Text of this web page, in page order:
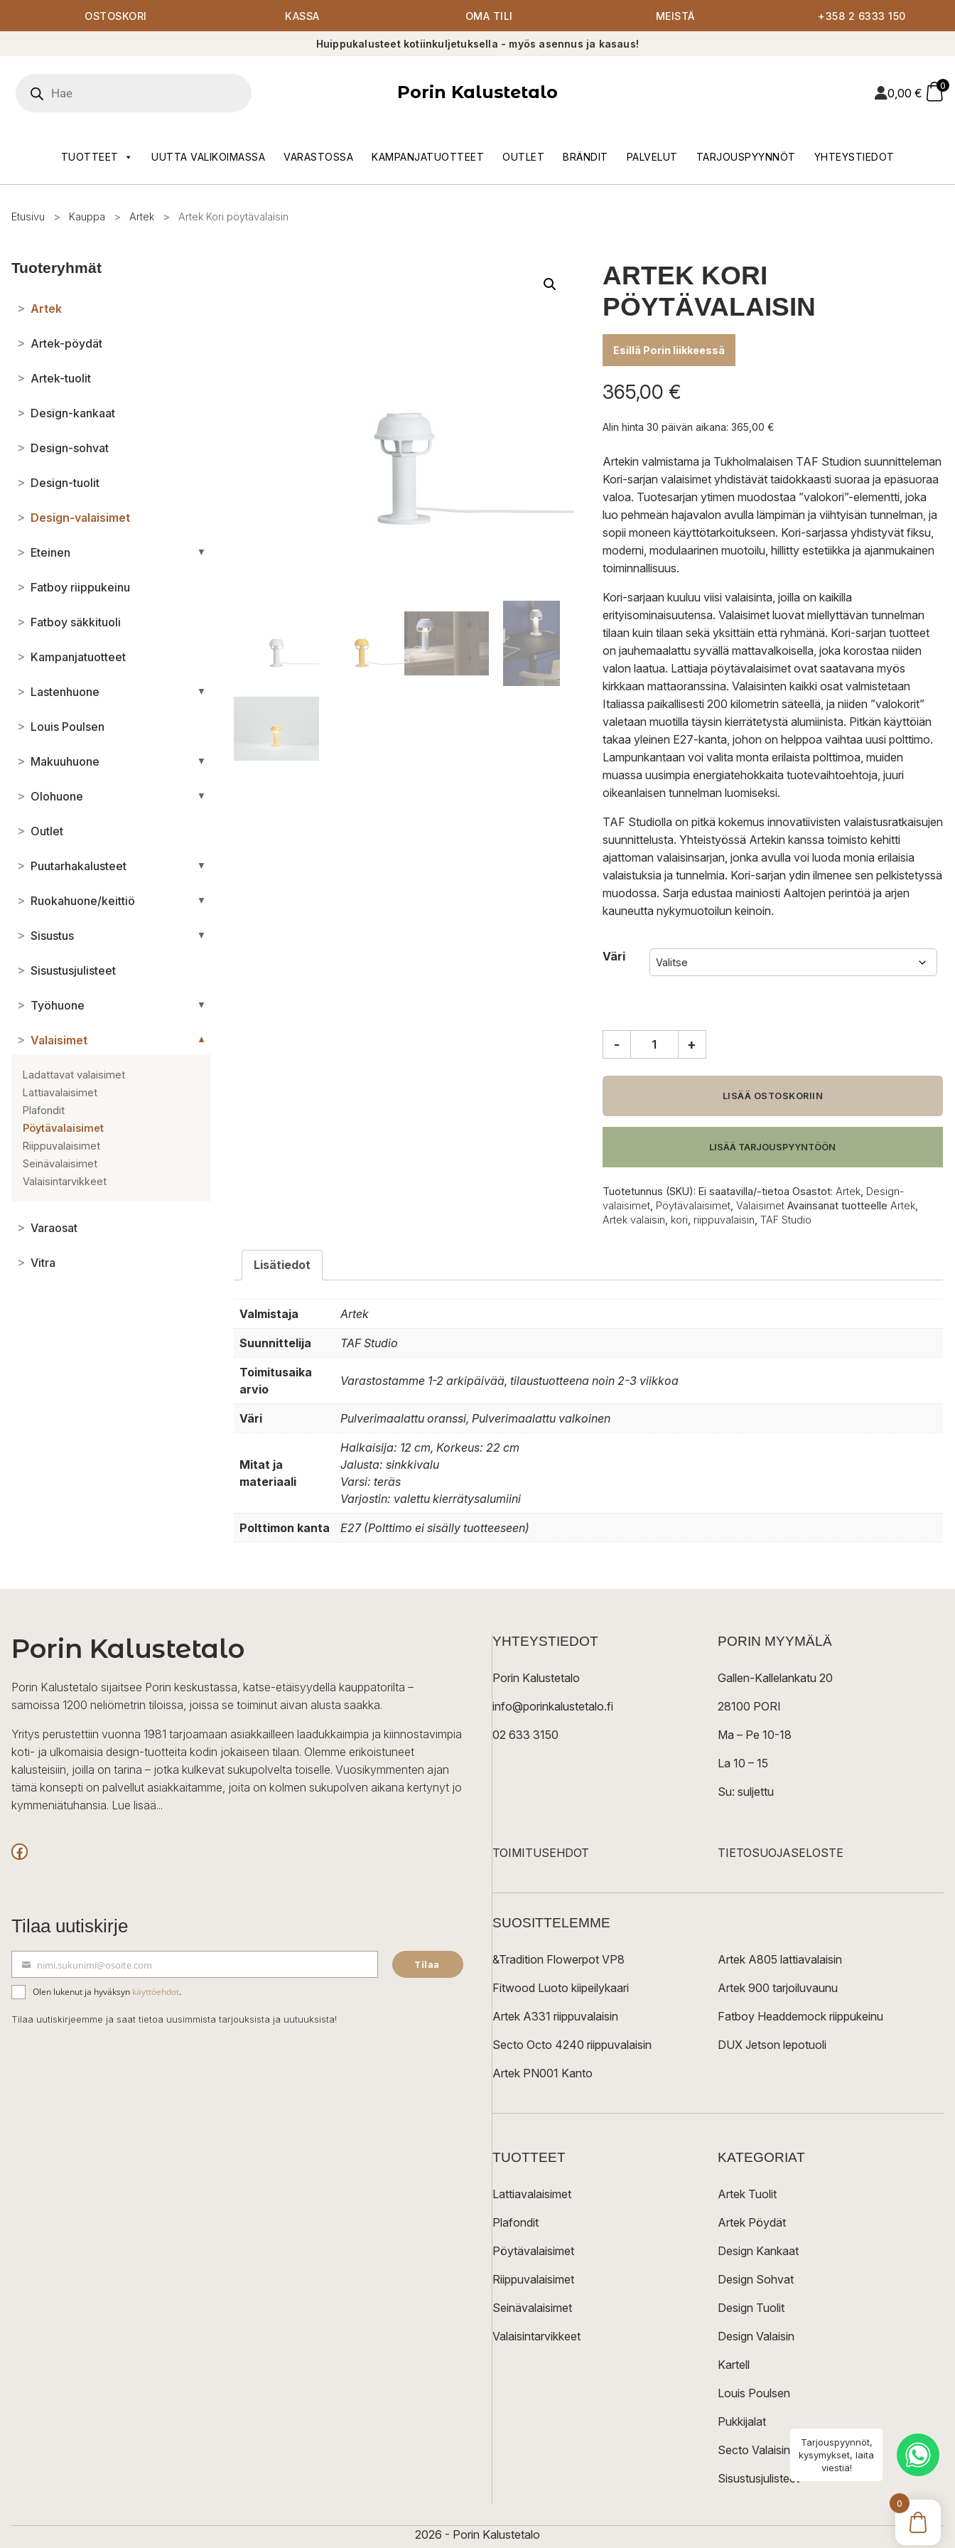
OSTOSKORI KASSA OMA TILI MEISTÄ +358 2 6333 150
Huippukalusteet kotiinkuljetuksella - myös asennus ja kasaus!
search
Porin Kalustetalo 0,00 €
0
TUOTTEET UUTTA VALIKOIMASSA VARASTOSSA KAMPANJATUOTTEET OUTLET BRÄNDIT PALVELUT TARJOUSPYYNNÖT YHTEYSTIEDOT
Etusivu > Kauppa > Artek > Artek Kori pöytävalaisin
Tuoteryhmät
> Artek
> Artek-pöydät
> Artek-tuolit
> Design-kankaat
> Design-sohvat
> Design-tuolit
> Design-valaisimet
> Eteinen ▼
> Fatboy riippukeinu
> Fatboy säkkituoli
> Kampanjatuotteet
> Lastenhuone ▼
> Louis Poulsen
> Makuuhuone ▼
> Olohuone ▼
> Outlet
> Puutarhakalusteet ▼
> Ruokahuone/keittiö ▼
> Sisustus ▼
> Sisustusjulisteet
> Työhuone ▼
> Valaisimet ▼
Ladattavat valaisimet
Lattiavalaisimet
Plafondit
Pöytävalaisimet
Riippuvalaisimet
Seinävalaisimet
Valaisintarvikkeet
> Varaosat
> Vitra
ARTEK KORI
PÖYTÄVALAISIN
Esillä Porin liikkeessä
365,00 €
Alin hinta 30 päivän aikana: 365,00 €
Artekin valmistama ja Tukholmalaisen TAF Studion suunnitteleman
Kori-sarjan valaisimet yhdistävät taidokkaasti suoraa ja epäsuoraa
valoa. Tuotesarjan ytimen muodostaa ”valokori”-elementti, joka
luo pehmeän hajavalon avulla lämpimän ja viihtyisän tunnelman, ja
sopii moneen käyttötarkoitukseen. Kori-sarjassa yhdistyvät fiksu,
moderni, modulaarinen muotoilu, hillitty estetiikka ja ajanmukainen
toiminnallisuus.
Kori-sarjaan kuuluu viisi valaisinta, joilla on kaikilla
erityisominaisuutensa. Valaisimet luovat miellyttävän tunnelman
tilaan kuin tilaan sekä yksittäin että ryhmänä. Kori-sarjan tuotteet
on jauhemaalattu syvällä mattavalkoisella, joka korostaa niiden
valon laatua. Lattiaja pöytävalaisimet ovat saatavana myös
kirkkaan mattaoranssina. Valaisinten kaikki osat valmistetaan
Italiassa paikallisesti 200 kilometrin säteellä, ja niiden ”valokorit”
valetaan muotilla täysin kierrätetystä alumiinista. Pitkän käyttöiän
takaa yleinen E27-kanta, johon on helppoa vaihtaa uusi polttimo.
Lampunkantaan voi valita monta erilaista polttimoa, muiden
muassa uusimpia energiatehokkaita tuotevaihtoehtoja, juuri
oikeanlaisen tunnelman luomiseksi.
TAF Studiolla on pitkä kokemus innovatiivisten valaistusratkaisujen
suunnittelusta. Yhteistyössä Artekin kanssa toimisto kehitti
ajattoman valaisinsarjan, jonka avulla voi luoda monia erilaisia
valaistuksia ja tunnelmia. Kori-sarjan ydin ilmenee sen pelkistetyssä
muodossa. Sarja edustaa mainiosti Aaltojen perintöä ja arjen
kauneutta nykymuotoilun keinoin.
Väri
pöytävalaisin
- +
LISÄÄ OSTOSKORIIN
LISÄÄ TARJOUSPYYNTÖÖN
Tuotetunnus (SKU): Ei saatavilla/-tietoa Osastot: Artek, Design-
valaisimet, Pöytävalaisimet, Valaisimet Avainsanat tuotteelle Artek,
Artek valaisin kori, riippuvalaisin TAF Studio
Lisätiedot
Valmistaja Artek
Suunnittelija TAF Studio
Toimitusaika
arvio
Varastostamme 1-2 arkipäivää, tilaustuotteena noin 2-3 viikkoa
Väri Pulverimaalattu oranssi, Pulverimaalattu valkoinen
Mitat ja
materiaali
Halkaisija: 12 cm, Korkeus: 22 cm
Jalusta: sinkkivalu
Varsi: teräs
Varjostin: valettu kierrätysalumiini
Polttimon kanta E27 (Polttimo ei sisälly tuotteeseen)
0
Porin Kalustetalo
Porin Kalustetalo sijaitsee Porin keskustassa, katse-etäisyydellä kauppatorilta –
samoissa 1200 neliömetrin tiloissa, joissa se toiminut aivan alusta saakka.
Yritys perustettiin vuonna 1981 tarjoamaan asiakkailleen laadukkaimpia ja kiinnostavimpia
koti- ja ulkomaisia design-tuotteita kodin jokaiseen tilaan. Olemme erikoistuneet
kalusteisiin, joilla on tarina – jotka kulkevat sukupolvelta toiselle. Vuosikymmenten ajan
tämä konsepti on palvellut asiakkaitamme, joita on kolmen sukupolven aikana kertynyt jo
kymmeniätuhansia. Lue lisää...
Facebook
Tilaa uutiskirje
ä
h
k
nimi.sukunimi@osoite.com Tilaa
Olen lukenut ja hyväksyn käyttöehdot.
Tilaa uutiskirjeemme ja saat tietoa uusimmista tarjouksista ja uutuuksista!
YHTEYSTIEDOT
Porin Kalustetalo
info@porinkalustetalo.fi
02 633 3150
PORIN MYYMÄLÄ
Gallen-Kallelankatu 20
28100 PORI
Ma – Pe 10-18
La 10 – 15
Su: suljettu
TOIMITUSEHDOT TIETOSUOJASELOSTE
SUOSITTELEMME
&Tradition Flowerpot VP8
Fitwood Luoto kiipeilykaari
Artek A331 riippuvalaisin
Secto Octo 4240 riippuvalaisin
Artek PN001 Kanto
Artek A805 lattiavalaisin
Artek 900 tarjoiluvaunu
Fatboy Headdemock riippukeinu
DUX Jetson lepotuoli
TUOTTEET
Lattiavalaisimet
Plafondit
Pöytävalaisimet
Riippuvalaisimet
Seinävalaisimet
Valaisintarvikkeet
KATEGORIAT
Artek Tuolit
Artek Pöydät
Design Kankaat
Design Sohvat
Design Tuolit
Design Valaisin
Kartell
Louis Poulsen
Pukkijalat
Secto Valaisin
Sisustusjulisteet
2026 - Porin Kalustetalo
Tarjouspyynnöt,
kysymykset, laita
viestiä!